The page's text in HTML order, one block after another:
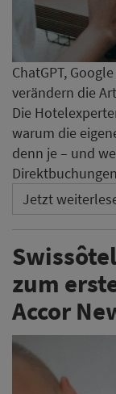
ChatGPT,
verändern die
Die
warum die
denn je – und
Jetzt
zum
Accor